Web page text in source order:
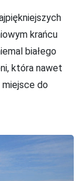
krańcu
białego
która nawet
do